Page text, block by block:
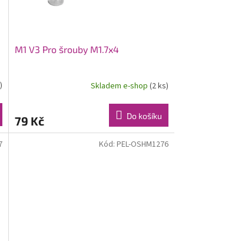
M1 V3 Pro šrouby M1.7x4
Skladem e-shop (2 ks)
79 Kč Do košíku
Kód: PEL-OSHM1276